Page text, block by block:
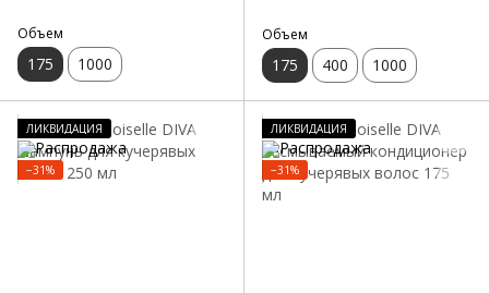
Объем
175 1000
Объем
175 400 1000
ЛИКВИДАЦИЯ
−31%
ЛИКВИДАЦИЯ
−31%